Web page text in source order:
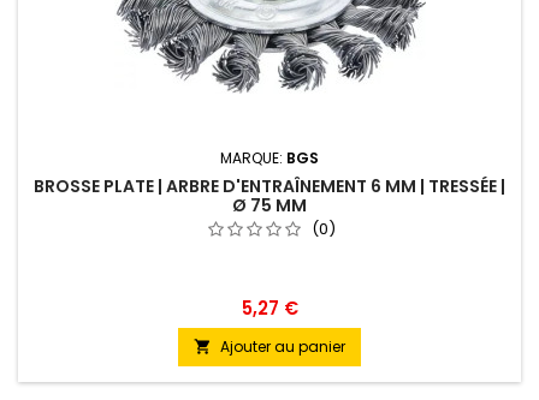
MARQUE: BGS
BROSSE PLATE | ARBRE D'ENTRAÎNEMENT 6 MM | TRESSÉE |
Ø 75 MM
(0)
5,27 €
 Ajouter au panier